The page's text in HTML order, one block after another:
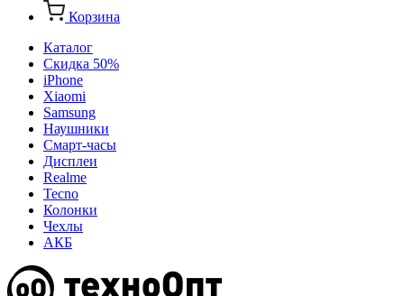
Корзина
Каталог
Скидка 50%
iPhone
Xiaomi
Samsung
Наушники
Смарт-часы
Дисплеи
Realme
Tecno
Колонки
Чехлы
АКБ